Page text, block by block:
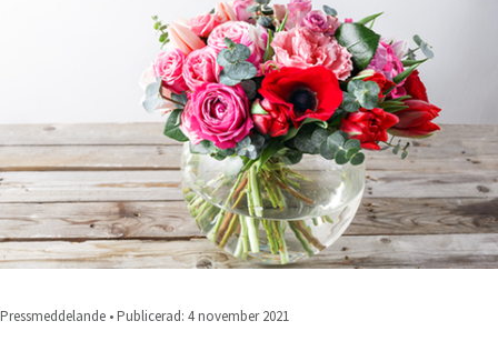
Pressmeddelande • Publicerad: 4 november 2021